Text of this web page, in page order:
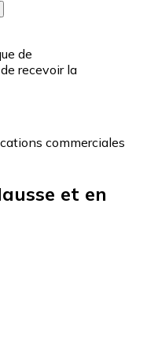
de
recevoir la
commerciales
et en